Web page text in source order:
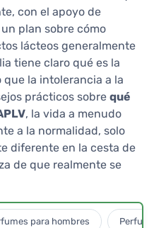
con el apoyo de
plan sobre cómo
lácteos generalmente
tiene claro qué es la
que la intolerancia a la
prácticos sobre qué
, la vida a menudo
a la normalidad, solo
diferente en la cesta de
de que realmente se
para hombres